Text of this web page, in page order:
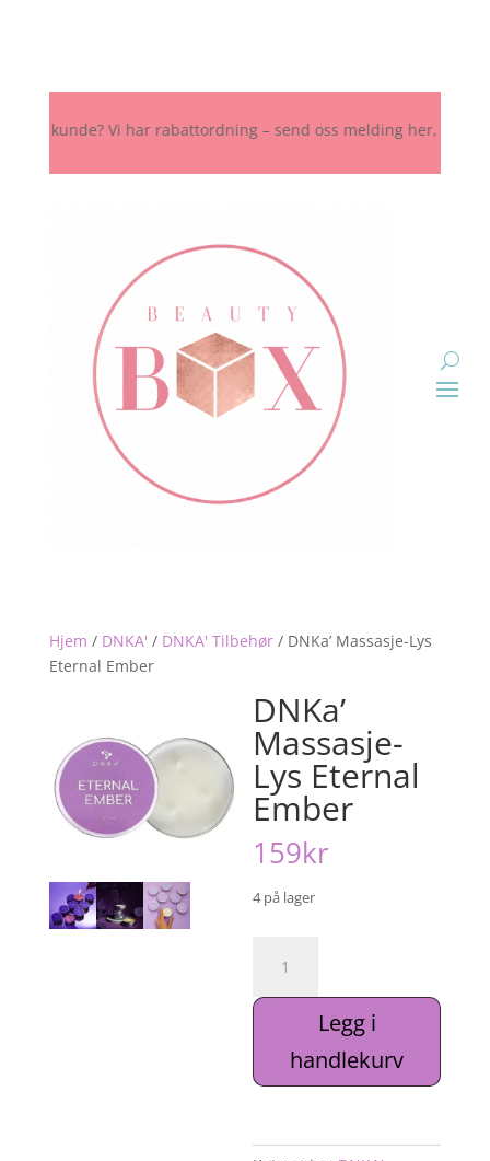
kunde? Vi har rabattordning – send oss melding her, på
Hjem / DNKA' / DNKA' Tilbehør/ DNKa’ Massasje-Lys
Eternal Ember
DNKa’
Massasje-
Lys Eternal
Ember
159kr
4 på lager
Massasje-
Lys
Ember
antall
Legg i
handlekurv